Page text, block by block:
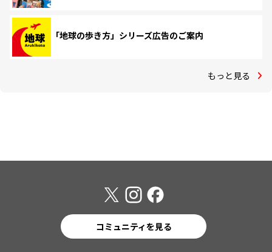
「地球の歩き方」シリーズ広告のご案内
もっと見る
コミュニティを見る